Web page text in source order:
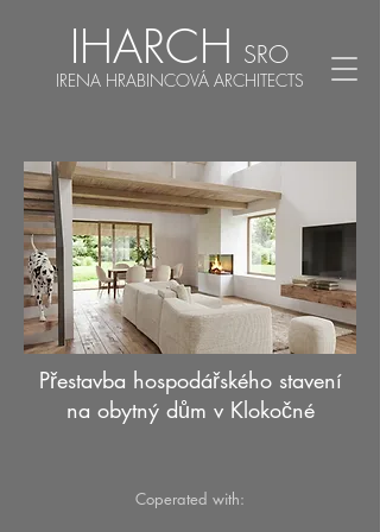
IHARCH SRO
IRENA HRABINCOVÁ ARCHITECTS
Přestavba hospodářského stavení
na obytný dům v Klokočné
Coperated with: